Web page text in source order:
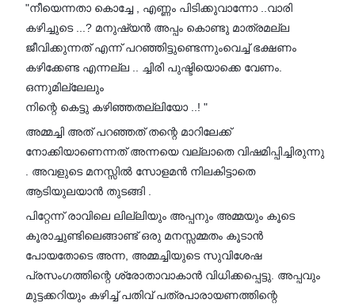
"നീയെന്നതാ കൊച്ചേ , എണ്ണം പിടിക്കുവാന്നോ ..വാരി
കഴിച്ചുടെ ...? മനുഷ്യൻ അപ്പം കൊണ്ടു മാത്രമല്ല
ജീവിക്കുന്നത് എന്ന് പറഞ്ഞിട്ടുണ്ടെന്നുംവെച്ച് ഭക്ഷണം
കഴിക്കേണ്ട എന്നല്ല .. ച്ചിരി പുഷ്ടിയൊക്കെ വേണം.
ഒന്നുമില്ലേലും
നിന്റെ കെട്ടു കഴിഞ്ഞതല്ലിയോ ..! "
അമ്മച്ചി അത് പറഞ്ഞത് തന്റെ മാറിലേക്ക്
നോക്കിയാണെന്നത് അന്നയെ വല്ലാതെ വിഷമിപ്പിച്ചിരുന്നു
. അവളുടെ മനസ്സിൽ സോളമൻ നിലകിട്ടാതെ
ആടിയുലയാൻ തുടങ്ങി .
പിറ്റേന്ന് രാവിലെ ലില്ലിയും അപ്പനും അമ്മയും കൂടെ
കൂരാച്ചുണ്ടിലെങ്ങാണ്ട് ഒരു മനസ്സമ്മതം കൂടാൻ
പോയതോടെ അന്ന, അമ്മച്ചിയുടെ സുവിശേഷ
പ്രസംഗത്തിന്റെ ശ്രോതാവാകാൻ വിധിക്കപ്പെട്ടു. അപ്പവും
മുട്ടക്കറിയും കഴിച്ച് പതിവ് പത്രപാരായണത്തിന്റെ